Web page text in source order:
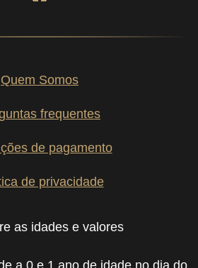
Quem Somos
frequentes
de pagamento
de privacidade
as idades e valores
a 0 e 1 ano de idade no dia do